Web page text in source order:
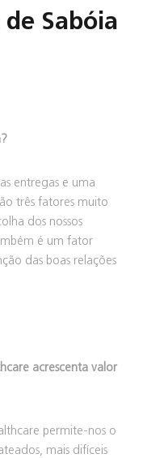
de Sabóia
entregas e uma
três fatores muito
dos nossos
é um fator
das boas relações
acrescenta valor
permite-nos o
mais difíceis